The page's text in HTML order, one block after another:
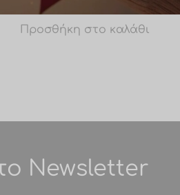
8.00
Προσθήκη στο καλάθι
Newsletter